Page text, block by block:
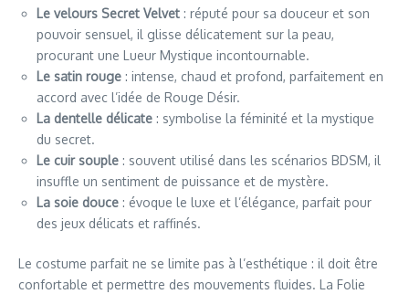
Le velours Secret Velvet : réputé pour sa douceur et son
pouvoir sensuel, il glisse délicatement sur la peau,
procurant une Lueur Mystique incontournable.
Le satin rouge : intense, chaud et profond, parfaitement en
accord avec l’idée de Rouge Désir.
La dentelle délicate : symbolise la féminité et la mystique
du secret.
Le cuir souple : souvent utilisé dans les scénarios BDSM, il
insuffle un sentiment de puissance et de mystère.
La soie douce : évoque le luxe et l’élégance, parfait pour
des jeux délicats et raffinés.
Le costume parfait ne se limite pas à l’esthétique : il doit être
confortable et permettre des mouvements fluides. La Folie